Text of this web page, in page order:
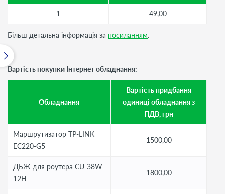
1 49,00
Більш детальна інформація за посиланням.
Вартість покупки Інтернет обладнання:
Обладнання
Вартість придбання
одиниці обладнання з
ПДВ, грн
Маршрутизатор TP-LINK
EC220-G5
1500,00
ДБЖ для роутера CU-38W-
12H
1800,00